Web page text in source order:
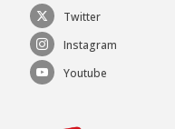
Twitter
Instagram
Youtube